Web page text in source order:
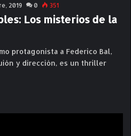
2019 0 351
Los misterios de la
protagonista a Federico Bal,
y dirección, es un thriller